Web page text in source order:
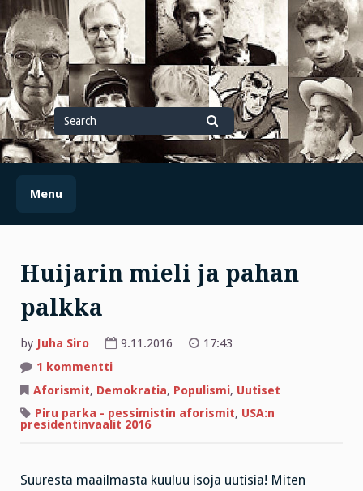
Skip
to
content
Search
for
Search
Menu
Huijarin mieli ja pahan
palkka
by Juha Siro 9.11.2016
17:43
1 kommenttiartikkeliin
mieli
pahan
palkka
Aforismit, Demokratia, Populismi, Uutiset
Piru parka - pessimistin aforismit, USA:n
presidentinvaalit 2016
Suuresta maailmasta kuuluu isoja uutisia! Miten